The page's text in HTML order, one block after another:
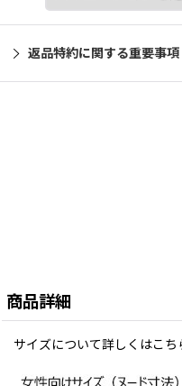
返品特約に関する重要事項
商品詳細
サイズについて詳しくはこ